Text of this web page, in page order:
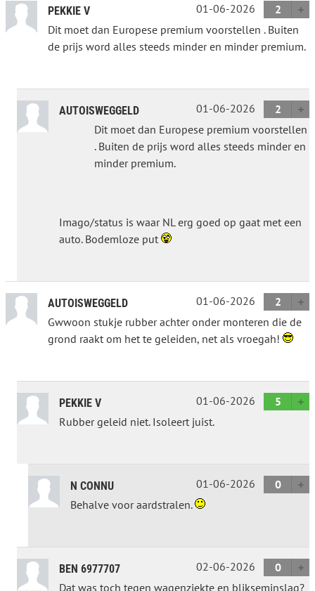
PEKKIE V 01-06-2026
2
Dit moet dan Europese premium voorstellen . Buiten
de prijs word alles steeds minder en minder premium.
AUTOISWEGGELD 01-06-2026
2
Dit moet dan Europese premium voorstellen
. Buiten de prijs word alles steeds minder en
minder premium.
Imago/status is waar NL erg goed op gaat met een
auto. Bodemloze put
AUTOISWEGGELD 01-06-2026
2
Gwwoon stukje rubber achter onder monteren die de
grond raakt om het te geleiden, net als vroegah!
PEKKIE V 01-06-2026
5
Rubber geleid niet. Isoleert juist.
N CONNU 01-06-2026
0
Behalve voor aardstralen.
BEN 6977707 02-06-2026
0
Dat was toch tegen wagenziekte en blikseminslag?